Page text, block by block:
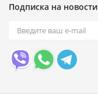
Подписка на новости